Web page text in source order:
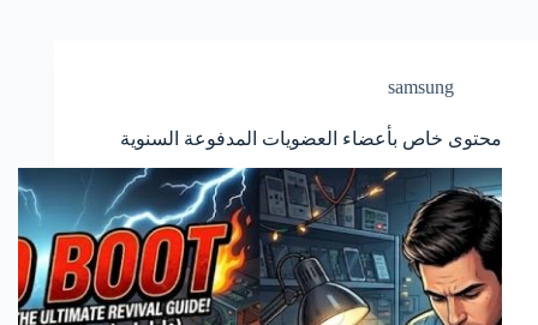
samsung
محتوى خاص بأعضاء العضويات المدفوعة السنوية